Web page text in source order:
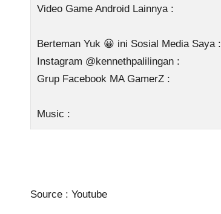
Video Game Android Lainnya :
Berteman Yuk 😀 ini Sosial Media Saya :
Instagram @kennethpalilingan :
Grup Facebook MA GamerZ :
Music :
Source : Youtube